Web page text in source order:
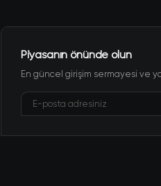
Piyasanın önünde olun
En güncel girişim sermayesi ve